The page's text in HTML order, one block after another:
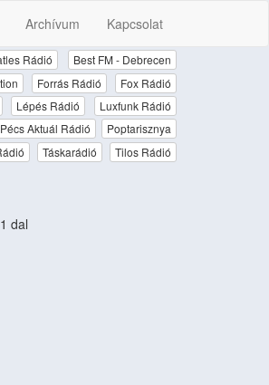
Archívum Kapcsolat
Rádió
Best FM - Debrecen
Forrás Rádió
Fox Rádió
Lépés Rádió
Luxfunk Rádió
Pécs Aktuál Rádió
Poptarisznya
Táskarádió
Tilos Rádió
dal